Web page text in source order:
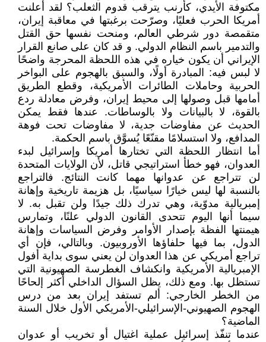
مكتوفة الأيدي، كأرنب يترقب قدوم الثعلب؟ لقد أعلنت
أمريكا الحرب فعليًا، وصرّحت برغبتها في معاقبة إيران،
متقمصة دور شرطي العالم، ومنحت نفسها حق القتل
والتدمير باسم النظام الدولي. و قد كان على صانع القرار
الإيراني أن يكون خياره في هذه اللحظة المحرجة واضحًا
لا لبس فيه: المبادرة أولًا، والسبق بالهجوم على البواخر
الحربية وحاملات الطائرات الأمريكية، وقطع الطريق
أمامها قبل وصولها إلى محيط إيران، وفرض معادلة ردع
بالقوة، لا بالبيانات ولا بالوساطات. عندها فقط يمكن
الحديث عن مفاوضات جدية، لا مفاوضات تحت فوهة
المدافع، ولا استسلامًا مقنّعًا يُسوَّق باسم الحكمة.
أما انتظار اللحظة التي تختارها أمريكا وإسرائيل لبدء
العدوان، فهو خطأ استراتيجي قاتل، لأن الولايات المتحدة
لن تتراجع عن عدوانها مهما كانت النتائج. فالتراجع
بالنسبة لها ليس خيارًا سياسيًا، بل هزيمة تاريخية وإهانة
إمبريالية مدوّية، وهي تدرك ذلك جيدًا ولن تقبل به. لا
سيما أنها اليوم تتحدى القانون الدولي علنًا، وتمارس
هيمنتها الفظة بإصدار الأوامر وفرض السياسات وإهانة
الدول، بما فيها حلفاؤها الأوروبيون. وبالتالي، فإن أي
تراجع أمريكي عن هذا العدوان لن يعني سوى بداية أفول
الإمبريالية الأمريكية وانكشاف الغطرسة الصهيونية التي
تستظل بها. ومع ذلك، يظل السؤال الداخلي أكثر إلحاحًا
من الخطر الخارجي: ألم تستفد إيران بعد من درس
الهجوم الصهيوني-الإسرائيلي-الأمريكي الأول خلال السنة
الماضية؟
عندما تنفّذ إسرائيل عملية اغتيال أو تخريب أو عدوان